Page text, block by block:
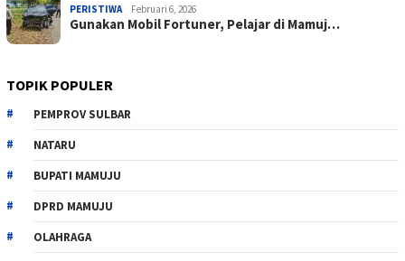
PERISTIWA Februari 6, 2026
Gunakan Mobil Fortuner, Pelajar di Mamuj…
TOPIK POPULER
PEMPROV SULBAR
NATARU
BUPATI MAMUJU
DPRD MAMUJU
OLAHRAGA